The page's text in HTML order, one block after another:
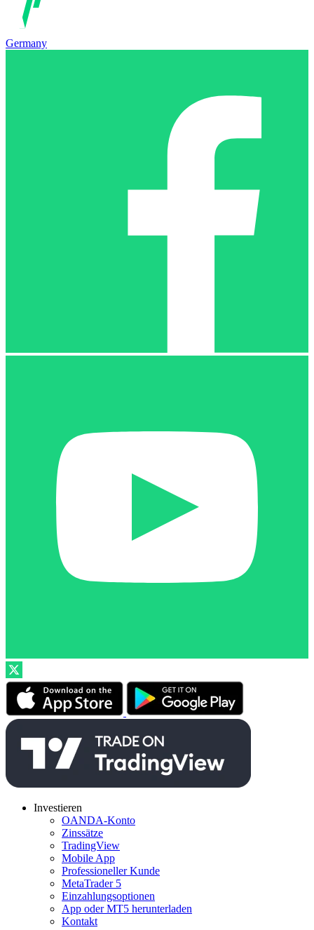
Germany
Investieren
OANDA-Konto
Zinssätze
TradingView
Mobile App
Professioneller Kunde
MetaTrader 5
Einzahlungsoptionen
App oder MT5 herunterladen
Kontakt